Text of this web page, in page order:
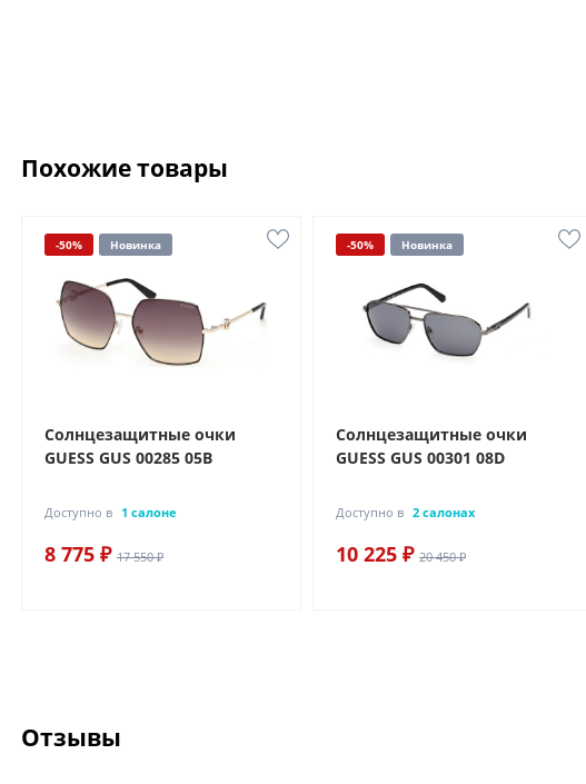
Похожие товары
-50% Новинка
Солнцезащитные очки
GUESS GUS 00285 05B
Доступно в 1 салоне
8 775 ₽ 17 550 ₽
-50% Новинка
Солнцезащитные очки
GUESS GUS 00301 08D
Доступно в 2 салонах
10 225 ₽ 20 450 ₽
Отзывы